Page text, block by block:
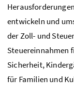
entwickeln und
der Zoll- und
Steuereinnahmen
Sicherheit,
für Familien und